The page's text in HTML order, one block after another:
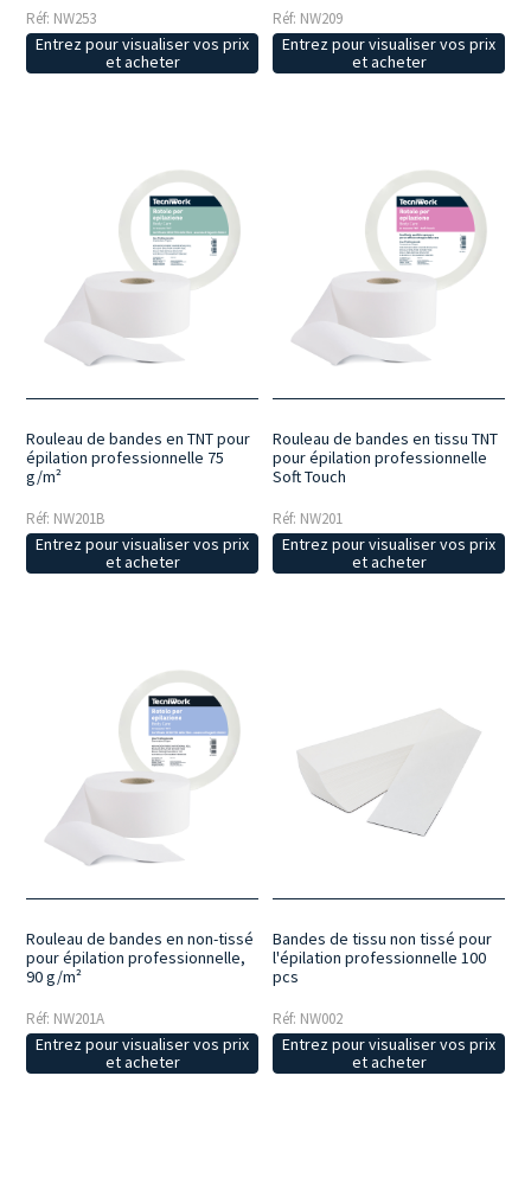
Réf: NW253
Entrez pour visualiser vos prix
et acheter
Réf: NW209
Entrez pour visualiser vos prix
et acheter
Rouleau de bandes en TNT pour
épilation professionnelle 75
g/m²
Réf: NW201B
Entrez pour visualiser vos prix
et acheter
Rouleau de bandes en tissu TNT
pour épilation professionnelle
Soft Touch
Réf: NW201
Entrez pour visualiser vos prix
et acheter
Rouleau de bandes en non-tissé
pour épilation professionnelle,
90 g/m²
Réf: NW201A
Entrez pour visualiser vos prix
et acheter
Bandes de tissu non tissé pour
l'épilation professionnelle 100
pcs
Réf: NW002
Entrez pour visualiser vos prix
et acheter